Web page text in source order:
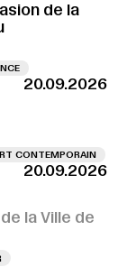
de la
20.09.2026
CONTEMPORAIN
20.09.2026
la Ville de